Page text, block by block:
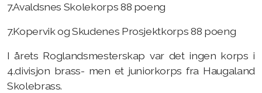
7.Avaldsnes Skolekorps 88 poeng
7.Kopervik og Skudenes Prosjektkorps 88 poeng
I årets Roglandsmesterskap var det ingen korps i
4.divisjon brass- men et juniorkorps fra Haugaland
Skolebrass.